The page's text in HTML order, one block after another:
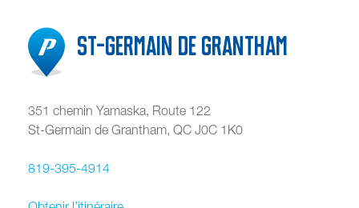
St-Germain de Grantham
351 chemin Yamaska, Route 122
St-Germain de Grantham QC J0C 1K0
819-395-4914